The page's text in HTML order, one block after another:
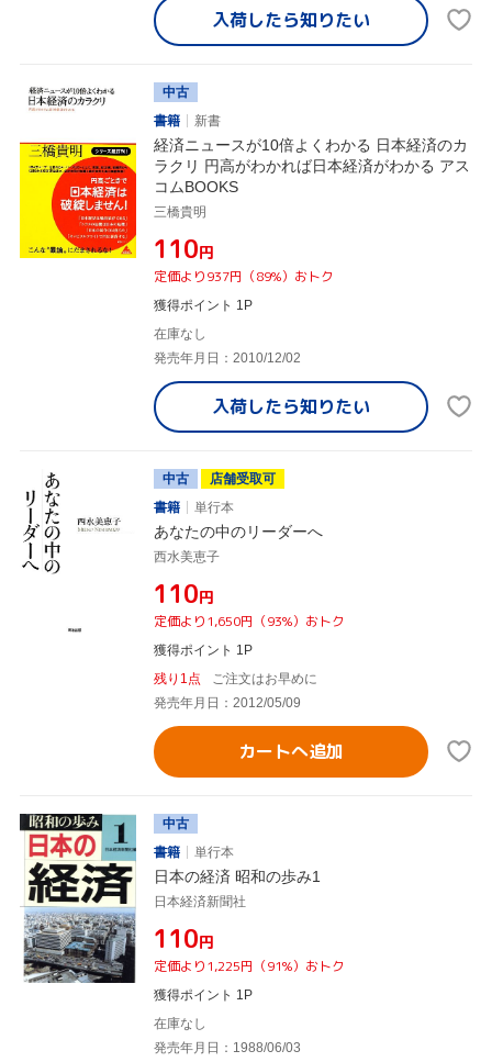
入荷したら知りたい
中古
書籍
新書
経済ニュースが10倍よくわかる 日本経済のカ
ラクリ 円高がわかれば日本経済がわかる アス
コムBOOKS
三橋貴明
¥110円
定価より937円（89%）おトク
獲得ポイント 1P
在庫なし
発売年月日：2010/12/02
入荷したら知りたい
中古
店舗受取可
書籍
単行本
あなたの中のリーダーへ
西水美恵子
¥110円
定価より1,650円（93%）おトク
獲得ポイント 1P
残り1点
ご注文はお早めに
発売年月日：2012/05/09
カートへ追加
中古
書籍
単行本
日本の経済 昭和の歩み1
日本経済新聞社
¥110円
定価より1,225円（91%）おトク
獲得ポイント 1P
在庫なし
発売年月日：1988/06/03